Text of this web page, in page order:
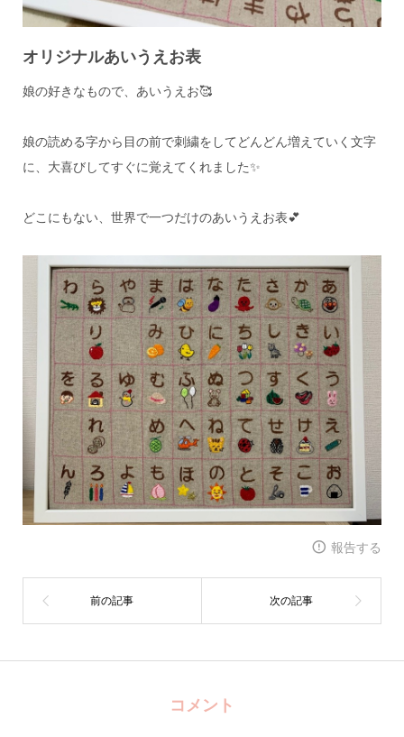
オリジナルあいうえお表
娘の好きなもので、あいうえお🥰
娘の読める字から目の前で刺繍をしてどんどん増えていく文字
に、大喜びしてすぐに覚えてくれました✨
どこにもない、世界で一つだけのあいうえお表💕
報告する
コメント